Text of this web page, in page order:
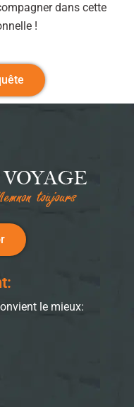
dans cette
!
le mieux: